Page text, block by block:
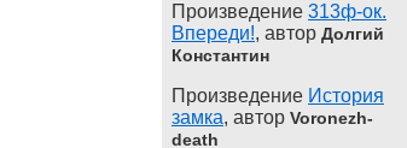
Произведение 313ф-ок.
Впереди!, автор Долгий
Константин
Произведение История
замка, автор Voronezh-
death